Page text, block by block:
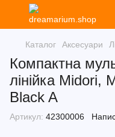
Каталог Аксесуари
Компактна
лінійка Midori,
Black A
Артикул: 42300006